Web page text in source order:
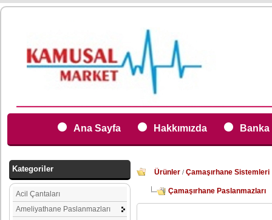
Ana Sayfa Hakkımızda Banka
Kategoriler
Acil Çantaları
Ameliyathane Paslanmazları
Ürünler / Çamaşırhane Sistemleri
Çamaşırhane Paslanmazları